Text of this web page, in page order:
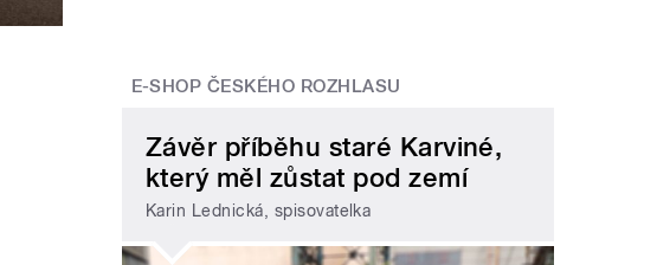
E-SHOP ČESKÉHO ROZHLASU
Závěr příběhu staré Karviné,
který měl zůstat pod zemí
Karin Lednická, spisovatelka